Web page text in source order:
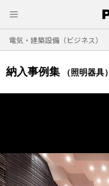
電気・建築設備（ビジネス）
納入事例集 （照明器具）